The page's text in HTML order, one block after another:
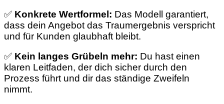
✅ Konkrete Wertformel: Das Modell garantiert,
dass dein Angebot das Traumergebnis verspricht
und für Kunden glaubhaft bleibt.
✅ Kein langes Grübeln mehr: Du hast einen
klaren Leitfaden, der dich sicher durch den
Prozess führt und dir das ständige Zweifeln
nimmt.